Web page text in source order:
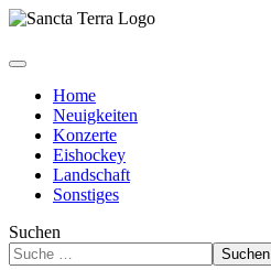
Home
Neuigkeiten
Konzerte
Eishockey
Landschaft
Sonstiges
Suchen
Suchen